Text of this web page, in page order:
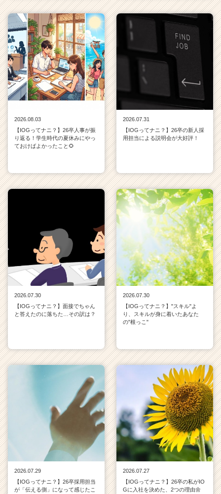
2026.08.03
【IOGってナニ？】26卒人事が振
り返る！学生時代の夏休みにやっ
ておけばよかったこと🌻
2026.07.31
【IOGってナニ？】26卒の新人採
用担当による説明会が大好評！
2026.07.30
【IOGってナニ？】面接でちゃん
と答えたのに落ちた…その訳は？
2026.07.30
【IOGってナニ？】"スキル"よ
り、スキルが身に着いたあなた
の"根っこ"
2026.07.29
【IOGってナニ？】26卒採用担当
が「伝える側」になって感じたこ
2026.07.27
【IOGってナニ？】26卒の私がIO
Gに入社を決めた、2つの理由🌼